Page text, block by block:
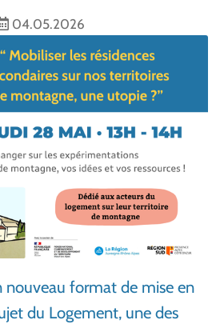
04.05.2026
nouveau format de mise en
du Logement, une des